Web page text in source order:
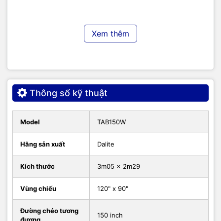
Màn chiếu tab tension Dalite tỷ lệ 4:3 được thiết kế với tỷ lệ
4:3 là tỷ lệ phổ biến của các nội dung văn bản, hình ảnh. Vì
chiếu file văn bản, thuyết trình có thể thể hiện nhiều nhất nội
dung.
Cận cảnh dây căng hai bên mép màn chiếu Tab Tension
Dalite
Xem thêm
Thông số kỹ thuật
Model TAB150W
Hãng sản xuất Dalite
Kích thước 3m05 x 2m29
Vùng chiếu 120" x 90"
Đường chéo tương
đương
150 inch